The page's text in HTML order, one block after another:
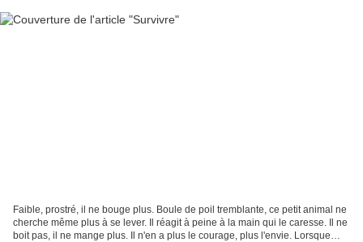
Faible, prostré, il ne bouge plus. Boule de poil tremblante, ce petit animal ne
cherche même plus à se lever. Il réagit à peine à la main qui le caresse. Il ne
boit pas, il ne mange plus. Il n'en a plus le courage, plus l'envie. Lorsque